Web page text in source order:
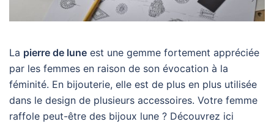
La pierre de lune est une gemme fortement appréciée
par les femmes en raison de son évocation à la
féminité. En bijouterie, elle est de plus en plus utilisée
dans le design de plusieurs accessoires. Votre femme
raffole peut-être des bijoux lune ? Découvrez ici